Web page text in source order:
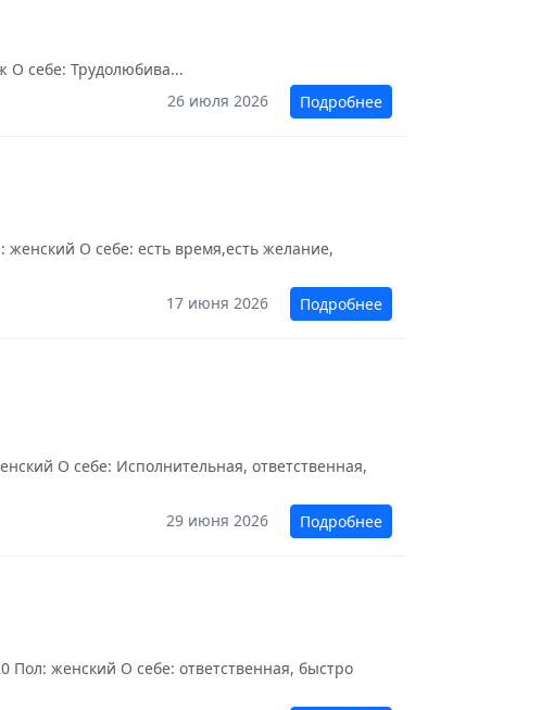
О себе: Трудолюбива...
26 июля 2026
Подробнее
женский О себе: есть время,есть желание,
17 июня 2026
Подробнее
О себе: Исполнительная, ответственная,
29 июня 2026
Подробнее
Пол: женский О себе: ответственная, быстро